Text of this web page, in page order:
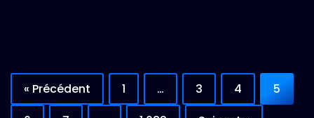
« Précédent 1 … 3 4
5